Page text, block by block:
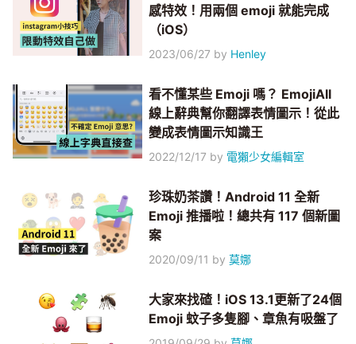
感特效！用兩個 emoji 就能完成
（iOS）
2023/06/27 by Henley
看不懂某些 Emoji 嗎？ EmojiAll
線上辭典幫你翻譯表情圖示！從此
變成表情圖示知識王
2022/12/17 by 電獺少女編輯室
珍珠奶茶讚！Android 11 全新
Emoji 推播啦！總共有 117 個新圖
案
2020/09/11 by莫娜
大家來找碴！iOS 13.1更新了24個
Emoji 蚊子多隻腳、章魚有吸盤了